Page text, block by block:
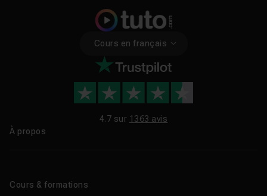
Cours en français
4.7 sur 1363 avis
À propos
Cours & formations